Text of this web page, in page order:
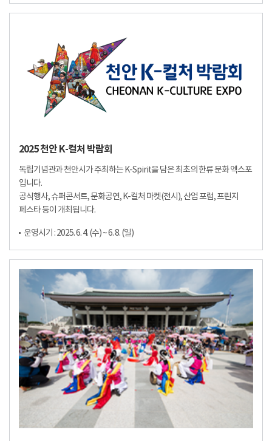
2025 천안 K-컬처 박람회
독립기념관과 천안시가 주최하는 K-Spirit을 담은 최초의 한류 문화 엑스포
입니다.
공식행사, 슈퍼콘서트, 문화공연, K-컬처 마켓(전시), 산업 포럼, 프린지
페스타 등이 개최됩니다.
운영시기 : 2025. 6. 4. (수) ~ 6. 8. (일)